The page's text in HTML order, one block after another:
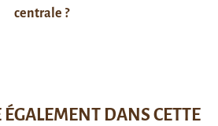
centrale ?
ÉGALEMENT DANS CETTE